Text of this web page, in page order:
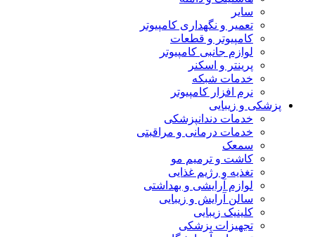
سایر
تعمیر و نگهداری کامپیوتر
کامپیوتر و قطعات
لوازم جانبی کامپیوتر
پرینتر و اسکنر
خدمات شبکه
نرم افزار کامپیوتر
پزشکی و زیبایی
خدمات دندانپزشکی
خدمات درمانی و مراقبتی
سمعک
کاشت و ترمیم مو
تغذیه و رژیم غذایی
لوازم آرایشی و بهداشتی
سالن آرایش و زیبایی
کلینیک زیبایی
تجهیزات پزشکی